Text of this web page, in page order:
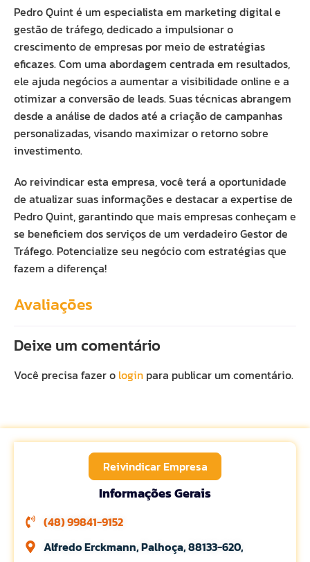
Pedro Quint é um especialista em marketing digital e
gestão de tráfego, dedicado a impulsionar o
crescimento de empresas por meio de estratégias
eficazes. Com uma abordagem centrada em resultados,
ele ajuda negócios a aumentar a visibilidade online e a
otimizar a conversão de leads. Suas técnicas abrangem
desde a análise de dados até a criação de campanhas
personalizadas, visando maximizar o retorno sobre
investimento.
Ao reivindicar esta empresa, você terá a oportunidade
de atualizar suas informações e destacar a expertise de
Pedro Quint, garantindo que mais empresas conheçam e
se beneficiem dos serviços de um verdadeiro Gestor de
Tráfego. Potencialize seu negócio com estratégias que
fazem a diferença!
Avaliações
Deixe um comentário
Você precisa fazer o login para publicar um comentário.
Reivindicar Empresa
Informações Gerais
(48) 99841-9152
Alfredo Erckmann, Palhoça, 88133-620,